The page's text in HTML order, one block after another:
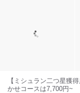
【ミシュラン二つ星獲
かせコースは7,700円~